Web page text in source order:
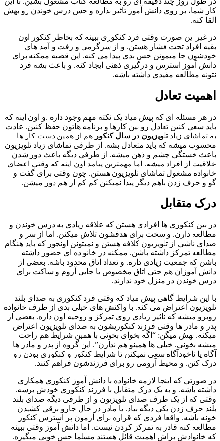
کار شما، بر روی دانش آموز تاثیر بذاره و حس درس خوندن رو بهش
القا کنه.
در غیر این صورت وقتی فرد کنکوری ببینه که بخاطر کنکور اون
بقیه افراد تحت فشار هستن. و از سرگرمی و رفت و آمد های
خودشون جا میمونن حس بدی پیدا می کنه. این قضیه ممکنه برای
دانش آموز استرس و درگیری ذهنی ایجاد کنه. و باعث بشه فرد
نتونه مطالعه مفیدی داشته باشه.
اهمیت تعادل
در هر مسئله ای که پیش میاد یک نکته مهم وجود داره .و اون اینه که
باید سعی کنین تعادل رو بین کارها و برنامه هاتون حفظ کنین. عادت
به تماشای زیادتلویزیون در سال کنکور هم از همین دست کار ها
محسوب میشه که باید متعادل بشه. از طرفی تما‌شای زیاد تلویزیون
باعث خستگی چشم و ذهن میشه. از طرفی دیگه باعث دور شدن
خلاقیت از افراد میشه. اما مهمترین پیامد اون اینه که وقتی اعضای
خانواده مشغول تماشای تلویزیون هستن. چون وقتی برای گفت و
گو و حرف زدن باهم دیگر پیدا نمیکنن کم کم از هم دور میشن.
درک متقابل
در بین کنکوری ها افرادی هستن که علاقه زیادی به درس خوندن و
مطالعه دارن. و سخت برای هدفشون تلاش میکنن. اما از سر و
صدای ناشی از تلویزیون کلافه هستن و نمیتونن اونجور که باید هنگام
مطالعه تمرکز داشته باشن. ممکنه در خانواده ای حضور داشته
باشن که جمعیت زیادی داره. و تعداد اتاق محدود باشه. بعضی از
دانش آموزان هم حتی اتاق مخصوص یا جایی آروم و ساکت برای
درس خوندن در منزل خود ندارند.
با این شرایط گاهی پیش میاد که وقتی فرد کنکوری به صدای بلند
تلویزیون اعتراض می کنه. با واکنش های خیلی بدی از طرف خانواده
روبرو میشه که تاثیر زیادی روی تمرکز و روحیه اون داره. بعضی از
پدر و مادر ها وقتی فرزند کنکوریشون به صدای تلویزیون اعتراض
میکنه. بهش میگن: “اگه بخوای بخونی با همین شرایط هم راحت
میشه بخونی. خیلی ها همینو هم ندارن”. این گروه از پدر و مادر ها
آگاه یا ناخودآگاه سعی نمیکنن تا شرایط کنکور و کنکوری بودن رو
درک کنن. و محیط آرومی رو برای فرزندشون فراهم کنند.
در صورتی که اینجا لازمه خانواده با دانش آموز کنکوری همکاری
داشته باشه. و به یک درک متقابل با فرزند کنکوری خودش برسه.
وقتی که از یک طرف صدای تلویزیون و از طرفی دیگه صدای بلند
بلند حرف زدن یکی دیگه بیاد. یا مادر در حال جارو برقی کشیدن
خونه باشه. واقعا فردی که قراره برای آزمون پر استرس کنکور
مطالعه کنه قادر به تمرکز کردن نیست. اما دانش آموز وقتی ببینه
که خانوادش براش اهمیت قائل هستند مسلما حس خوبی میگیره.